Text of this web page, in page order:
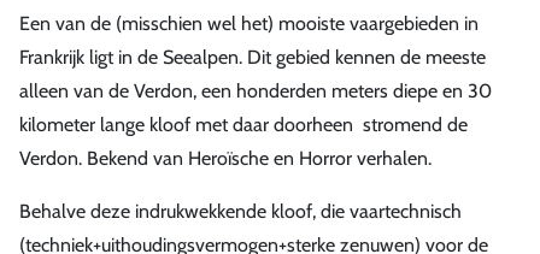
Een van de (misschien wel het) mooiste vaargebieden in
Frankrijk ligt in de Seealpen. Dit gebied kennen de meeste
alleen van de Verdon, een honderden meters diepe en 30
kilometer lange kloof met daar doorheen stromend de
Verdon. Bekend van Heroïsche en Horror verhalen.
Behalve deze indrukwekkende kloof, die vaartechnisch
(techniek+uithoudingsvermogen+sterke zenuwen) voor de